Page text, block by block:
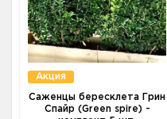
Акция
Саженцы бересклета Грин
Спайр (Green spire) -